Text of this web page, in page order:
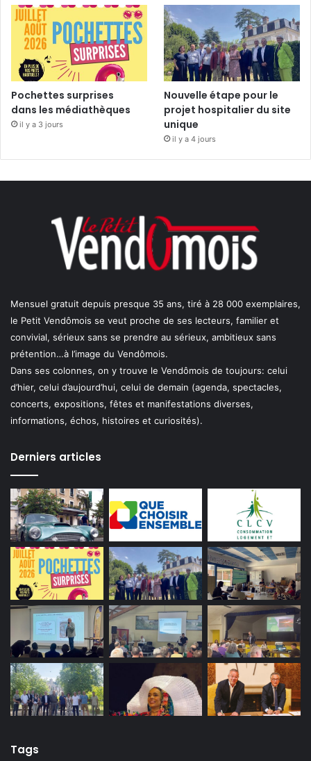
Pochettes surprises
dans les médiathèques
il y a 3 jours
Nouvelle étape pour le
projet hospitalier du site
unique
il y a 4 jours
Mensuel gratuit depuis presque 35 ans, tiré à 28 000 exemplaires,
le Petit Vendômois se veut proche de ses lecteurs, familier et
convivial, sérieux sans se prendre au sérieux, ambitieux sans
prétention…à l’image du Vendômois.
Dans ses colonnes, on y trouve le Vendômois de toujours: celui
d’hier, celui d’aujourd’hui, celui de demain (agenda, spectacles,
concerts, expositions, fêtes et manifestations diverses,
informations, échos, histoires et curiosités).
Derniers articles
Tags